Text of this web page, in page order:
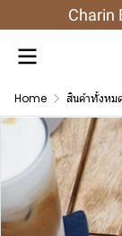
Charin
Home สินค้าทั้งหม